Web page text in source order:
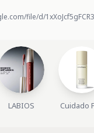
file/d/
LABIOS Cuidado